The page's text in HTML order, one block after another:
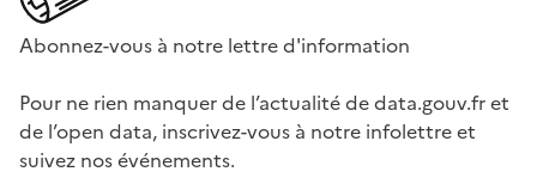
Abonnez-vous à notre lettre d'information
Pour ne rien manquer de l’actualité de data.gouv.fr et
de l’open data, inscrivez-vous à notre infolettre et
suivez nos événements.